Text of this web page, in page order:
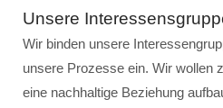
Unsere
Wir binden unsere
unsere Prozesse ein. Wir wollen
eine nachhaltige Beziehung